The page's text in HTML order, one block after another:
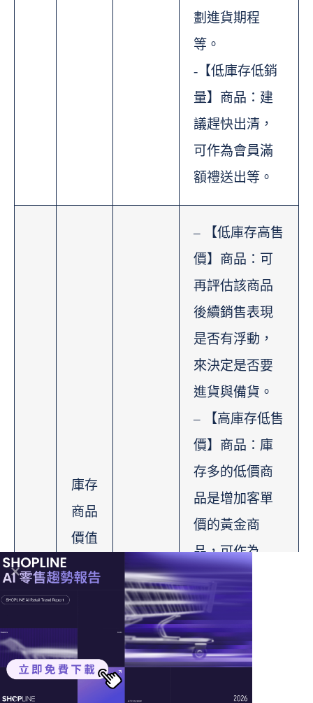
劃進貨期程
等。
-【低庫存低銷
量】商品：建
議趕快出清，
可作為會員滿
額禮送出等。
庫
存
計
庫存
商品
價值
僅支
援擁
當前
存貨 /
– 【低庫存高售
價】商品：可
再評估該商品
後續銷售表現
是否有浮動，
來決定是否要
進貨與備貨。
– 【高庫存低售
價】商品：庫
存多的低價商
品是增加客單
價的黃金商
品，可作為
「加購品」或
「贈品」，同
時也可與暢銷
商品一同搭
線上講座 ｜